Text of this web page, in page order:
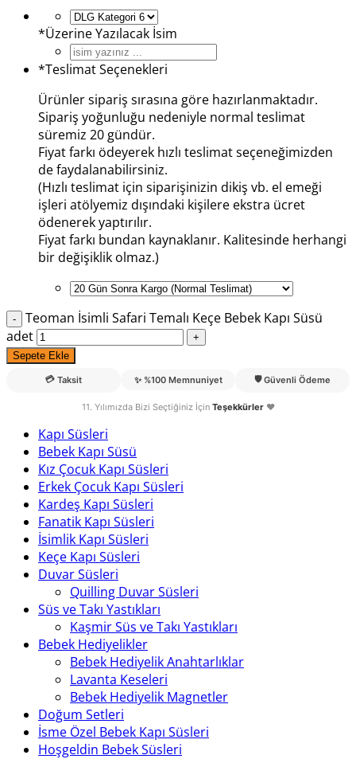
*Üzerine Yazılacak İsim
*Teslimat Seçenekleri
Ürünler sipariş sırasına göre hazırlanmaktadır.
Sipariş yoğunluğu nedeniyle normal teslimat
süremiz 20 gündür.
Fiyat farkı ödeyerek hızlı teslimat seçeneğimizden
de faydalanabilirsiniz.
(Hızlı teslimat için siparişinizin dikiş vb. el emeği
işleri atölyemiz dışındaki kişilere ekstra ücret
ödenerek yaptırılır.
Fiyat farkı bundan kaynaklanır. Kalitesinde herhangi
bir değişiklik olmaz.)
Teoman İsimli Safari Temalı Keçe Bebek Kapı Süsü
adet
Sepete Ekle
💳 Taksit ✨ %100 Memnuniyet 🛡️ Güvenli Ödeme
11. Yılımızda Bizi Seçtiğiniz İçin Teşekkürler❤️
Kapı Süsleri
Bebek Kapı Süsü
Kız Çocuk Kapı Süsleri
Erkek Çocuk Kapı Süsleri
Kardeş Kapı Süsleri
Fanatik Kapı Süsleri
İsimlik Kapı Süsleri
Keçe Kapı Süsleri
Duvar Süsleri
Quilling Duvar Süsleri
Süs ve Takı Yastıkları
Kaşmir Süs ve Takı Yastıkları
Bebek Hediyelikler
Bebek Hediyelik Anahtarlıklar
Lavanta Keseleri
Bebek Hediyelik Magnetler
Doğum Setleri
İsme Özel Bebek Kapı Süsleri
Hoşgeldin Bebek Süsleri